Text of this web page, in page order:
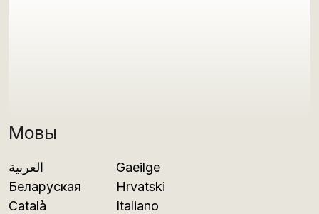
Мовы
العربية
Беларуская
Català
Gaeilge
Hrvatski
Italiano